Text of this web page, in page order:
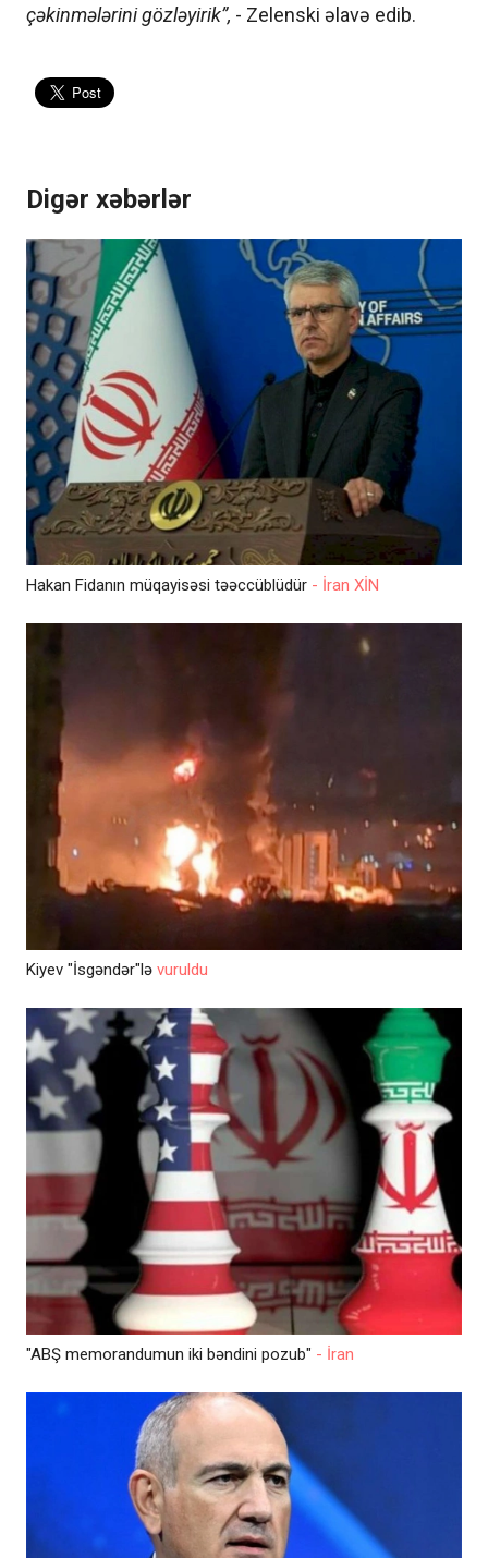
çəkinmələrini gözləyirik”, - Zelenski əlavə edib.
Digər xəbərlər
Hakan Fidanın müqayisəsi təəccüblüdür - İran XİN
Kiyev "İsgəndər"lə vuruldu
"ABŞ memorandumun iki bəndini pozub" - İran